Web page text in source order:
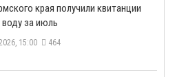
края получили квитанции
за июль
15:00 464